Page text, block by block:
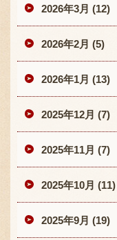
2026年3月 (12)
2026年2月 (5)
2026年1月 (13)
2025年12月 (7)
2025年11月 (7)
2025年10月 (11)
2025年9月 (19)